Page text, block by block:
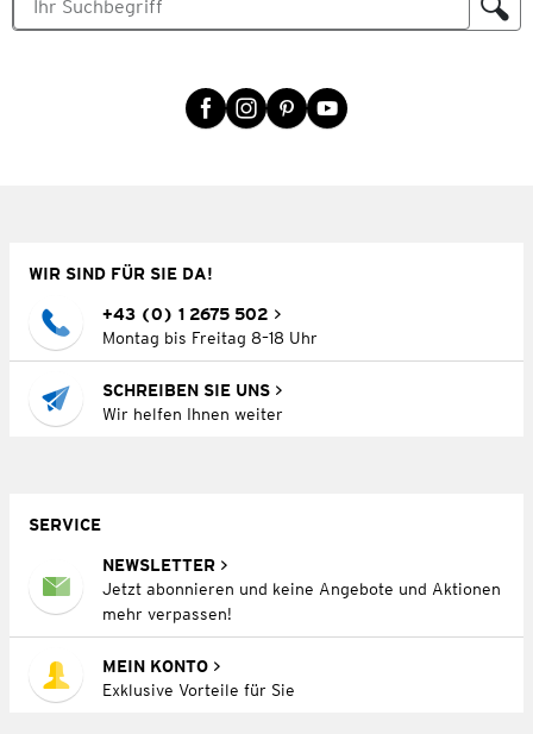
WIR SIND FÜR SIE DA!
+43 (0) 1 2675 502
Montag bis Freitag 8–18 Uhr
SCHREIBEN SIE UNS
Wir helfen Ihnen weiter
SERVICE
NEWSLETTER
Jetzt abonnieren und keine Angebote und Aktionen
mehr verpassen!
MEIN KONTO
Exklusive Vorteile für Sie